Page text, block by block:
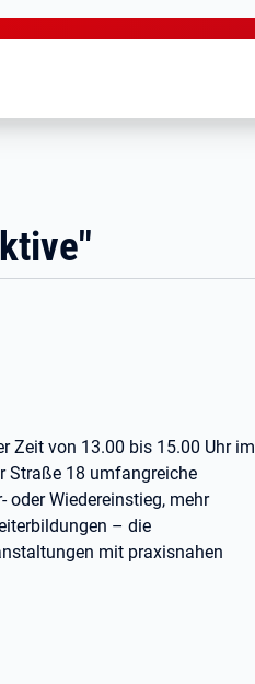
Zeit von 13.00 bis 15.00 Uhr im
Straße 18 umfangreiche
oder Wiedereinstieg, mehr
– die
mit praxisnahen